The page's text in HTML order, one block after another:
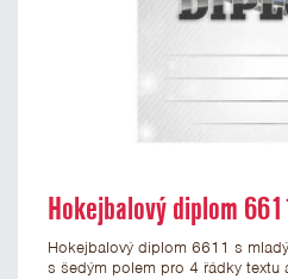
Hokejbalový diplom
Hokejbalový diplom 6611 s
s šedým polem pro 4 řádky textu